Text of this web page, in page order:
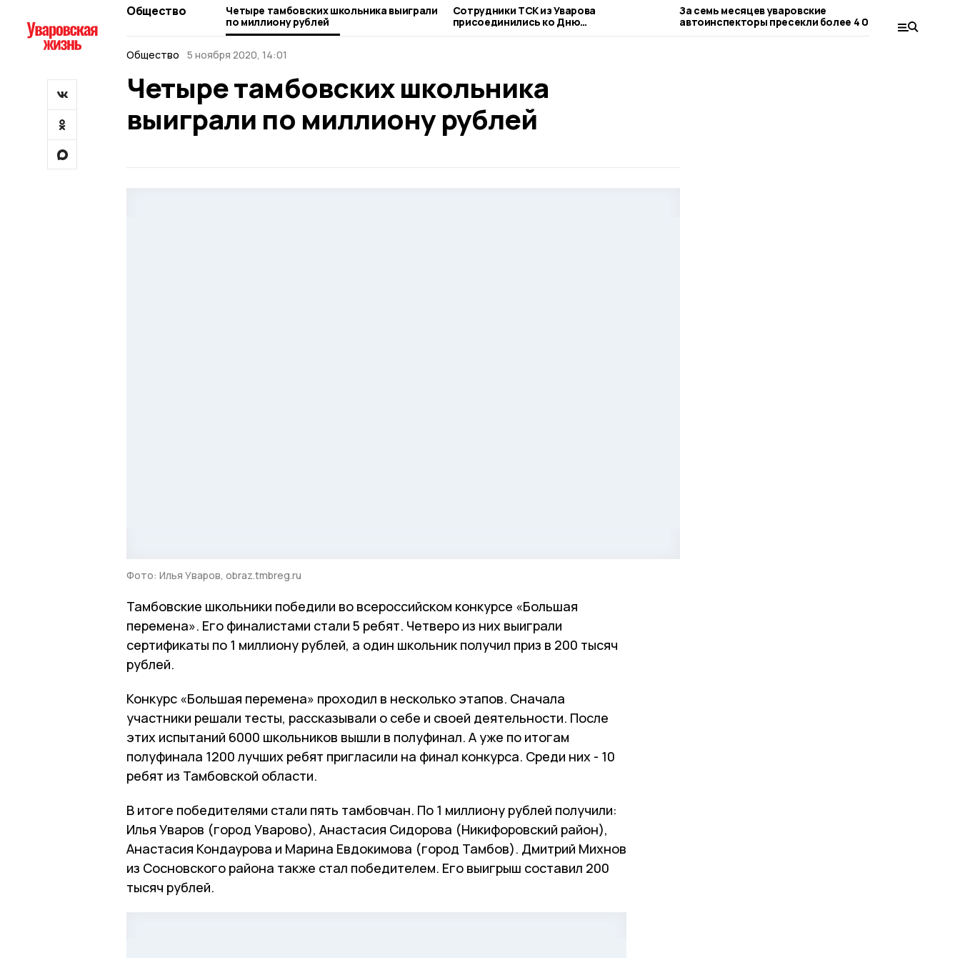
Общество
Четыре тамбовских школьника выиграли
по миллиону рублей
Сотрудники ТСК из Уварова
присоединились ко Дню
благотворительного труда
За семь месяцев уваровские
автоинспекторы пресекли более 4 000
нарушений
Общество 5 ноября 2020, 14:01
Четыре тамбовских школьника
выиграли по миллиону рублей
Фото: Илья Уваров, obraz.tmbreg.ru
Тамбовские школьники победили во всероссийском конкурсе «Большая
перемена». Его финалистами стали 5 ребят. Четверо из них выиграли
сертификаты по 1 миллиону рублей, а один школьник получил приз в 200 тысяч
рублей.
Конкурс «Большая перемена» проходил в несколько этапов. Сначала
участники решали тесты, рассказывали о себе и своей деятельности. После
этих испытаний 6000 школьников вышли в полуфинал. А уже по итогам
полуфинала 1200 лучших ребят пригласили на финал конкурса. Среди них - 10
ребят из Тамбовской области.
В итоге победителями стали пять тамбовчан. По 1 миллиону рублей получили:
Илья Уваров (город Уварово), Анастасия Сидорова (Никифоровский район),
Анастасия Кондаурова и Марина Евдокимова (город Тамбов). Дмитрий Михнов
из Сосновского района также стал победителем. Его выигрыш составил 200
тысяч рублей.